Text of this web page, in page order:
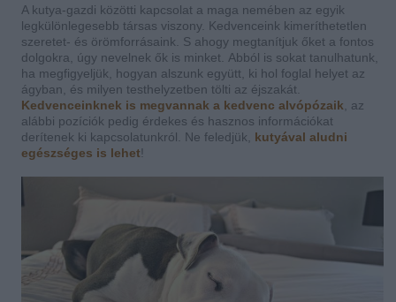
A kutya-gazdi közötti kapcsolat a maga nemében az egyik
legkülönlegesebb társas viszony. Kedvenceink kimeríthetetlen
szeretet- és örömforrásaink. S ahogy megtanítjuk őket a fontos
dolgokra, úgy nevelnek ők is minket. Abból is sokat tanulhatunk,
ha megfigyeljük, hogyan alszunk együtt, ki hol foglal helyet az
ágyban, és milyen testhelyzetben tölti az éjszakát.
Kedvenceinknek is megvannak a kedvenc alvópózaik , az
alábbi pozíciók pedig érdekes és hasznos információkat
derítenek ki kapcsolatunkról. Ne feledjük, kutyával aludni
egészséges is lehet!